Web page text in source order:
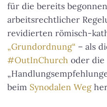
für die bereits
arbeitsrechtlicher
revidierten römisch-
„Grundordnung“ – als
#OutInChurch oder die
beim Synodalen Weg